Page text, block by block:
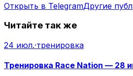
Открыть в TelegramДругие
Читайте так же
24 июл.·тренировка
Тренировка Race Nation — 28